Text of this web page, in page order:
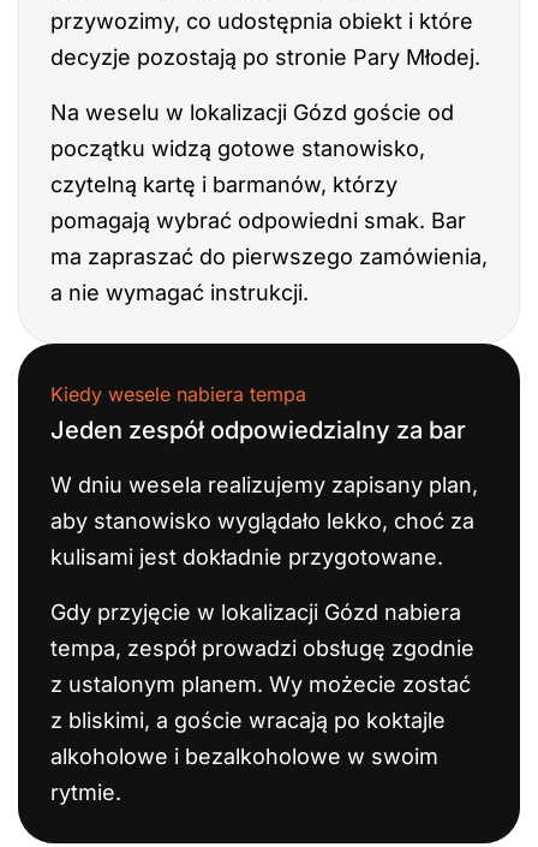
przywozimy, co udostępnia obiekt i które
decyzje pozostają po stronie Pary Młodej.
Na weselu w lokalizacji Gózd goście od
początku widzą gotowe stanowisko,
czytelną kartę i barmanów, którzy
pomagają wybrać odpowiedni smak. Bar
ma zapraszać do pierwszego zamówienia,
a nie wymagać instrukcji.
Kiedy wesele nabiera tempa
Jeden zespół odpowiedzialny za bar
W dniu wesela realizujemy zapisany plan,
aby stanowisko wyglądało lekko, choć za
kulisami jest dokładnie przygotowane.
Gdy przyjęcie w lokalizacji Gózd nabiera
tempa, zespół prowadzi obsługę zgodnie
z ustalonym planem. Wy możecie zostać
z bliskimi, a goście wracają po koktajle
alkoholowe i bezalkoholowe w swoim
rytmie.